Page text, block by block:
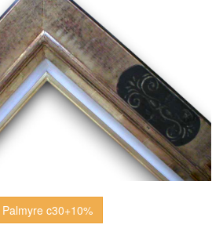
Palmyre c30+10%